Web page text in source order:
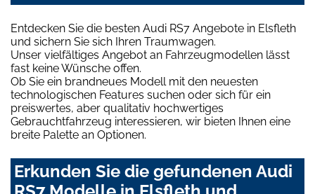
Entdecken Sie die besten Audi RS7 Angebote in Elsfleth
und sichern Sie sich Ihren Traumwagen.
Unser vielfältiges Angebot an Fahrzeugmodellen lässt
fast keine Wünsche offen.
Ob Sie ein brandneues Modell mit den neuesten
technologischen Features suchen oder sich für ein
preiswertes, aber qualitativ hochwertiges
Gebrauchtfahrzeug interessieren, wir bieten Ihnen eine
breite Palette an Optionen.
Erkunden Sie die gefundenen Audi